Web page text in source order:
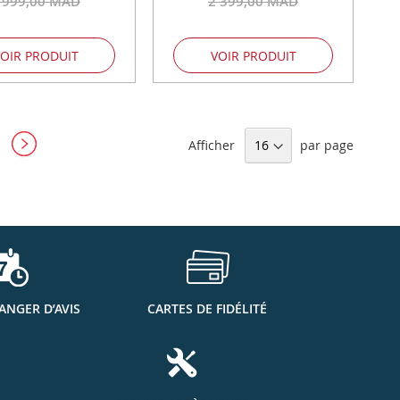
PRODUIT VOIR PRODUIT
la page Afficher par page
D’AVIS CARTES DE FIDÉLITÉ